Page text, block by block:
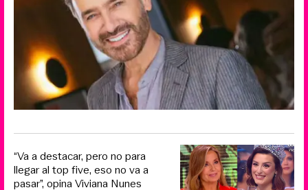
“Va a destacar, pero no para
llegar al top five, eso no va a
pasar”, opina Viviana Nunes